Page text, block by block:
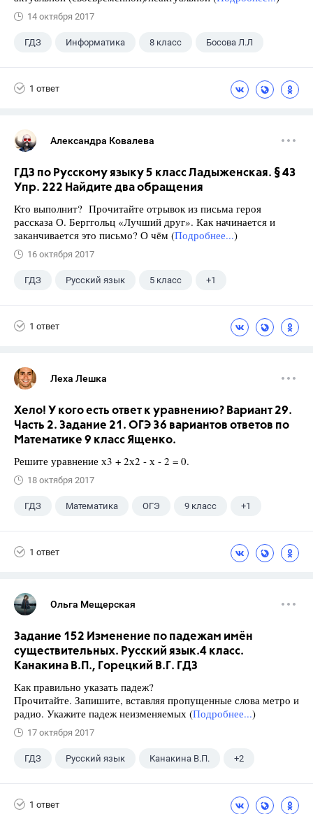
14 октября 2017
ГДЗ Информатика 8 класс Босова Л.Л
1 ответ
Александра Ковалева
ГДЗ по Русскому языку 5 класс Ладыженская. § 43
Упр. 222 Найдите два обращения
Кто выполнит? Прочитайте отрывок из письма героя
рассказа О. Берггольц «Лучший друг». Как начинается и
заканчивается это письмо? О чём (Подробнее...)
16 октября 2017
ГДЗ Русский язык 5 класс +1
1 ответ
Леха Лешка
Хело! У кого есть ответ к уравнению? Вариант 29.
Часть 2. Задание 21. ОГЭ 36 вариантов ответов по
Математике 9 класс Ященко.
Решите уравнение х3 + 2х2 - х - 2 = 0.
18 октября 2017
ГДЗ Математика ОГЭ 9 класс +1
1 ответ
Ольга Мещерская
Задание 152 Изменение по падежам имён
существительных. Русский язык.4 класс.
Канакина В.П., Горецкий В.Г. ГДЗ
Как правильно указать падеж?
Прочитайте. Запишите, вставляя пропущенные слова метро и
радио. Укажите падеж неизменяемых (Подробнее...)
17 октября 2017
ГДЗ Русский язык Канакина В.П. +2
1 ответ